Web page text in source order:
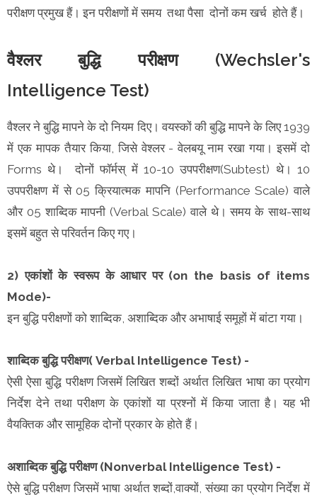
परीक्षण प्रमुख हैं। इन परीक्षणों में समय तथा पैसा दोनों कम खर्च होते हैं।
वैश्लर बुद्धि परीक्षण (Wechsler's
Intelligence Test)
वैश्लर ने बुद्धि मापने के दो नियम दिए। वयस्कों की बुद्धि मापने के लिए 1939
में एक मापक तैयार किया, जिसे वेश्लर - वेलबयू नाम रखा गया। इसमें दो
Forms थे। दोनों फॉर्मस् में 10-10 उपपरीक्षण(Subtest) थे। 10
उपपरीक्षण में से 05 क्रियात्मक मापनि (Performance Scale) वाले
और 05 शाब्दिक मापनी (Verbal Scale) वाले थे। समय के साथ-साथ
इसमें बहुत से परिवर्तन किए गए।
2) एकांशों के स्वरूप के आधार पर (on the basis of items
Mode)-
इन बुद्धि परीक्षणों को शाब्दिक, अशाब्दिक और अभाषाई समूहों में बांटा गया।
शाब्दिक बुद्धि परीक्षण( Verbal Intelligence Test) -
ऐसी ऐसा बुद्धि परीक्षण जिसमें लिखित शब्दों अर्थात लिखित भाषा का प्रयोग
निर्देश देने तथा परीक्षण के एकांशों या प्रश्नों में किया जाता है। यह भी
वैयक्तिक और सामूहिक दोनों प्रकार के होते हैं।
अशाब्दिक बुद्धि परीक्षण (Nonverbal Intelligence Test) -
ऐसे बुद्धि परीक्षण जिसमें भाषा अर्थात शब्दों,वाक्यों, संख्या का प्रयोग निर्देश में